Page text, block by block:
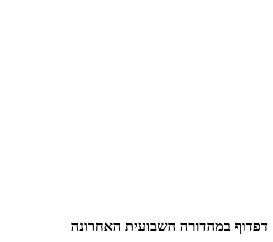
דפדוף במהדורה השבועית האחרונה